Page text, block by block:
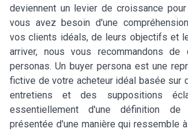
deviennent un levier de croissance
vous avez besoin d'une
vos clients idéals, de leurs objectifs et
arriver, nous vous recommandons
personas. Un buyer persona est une
fictive de votre acheteur idéal basée sur
entretiens et des suppositions
essentiellement d'une définition de
présentée d'une manière qui ressemble